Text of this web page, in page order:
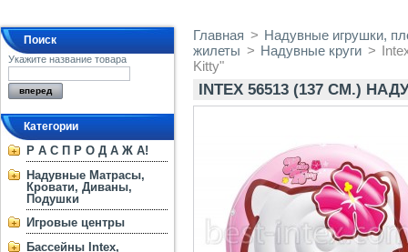
Поиск
Укажите название товара
Категории
Р А С П Р О Д А Ж А!
Надувные Матрасы,
Кровати, Диваны,
Подушки
Игровые центры
Бассейны Intex,
Главная > Надувные игрушки,
жилеты > Надувные круги >
Kitty"
INTEX 56513 (137 СМ.)